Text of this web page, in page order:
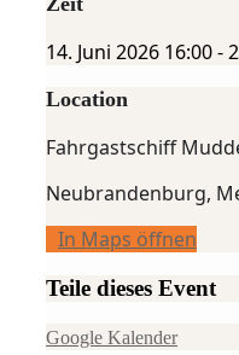
14. Juni 2026 16:00-
Location
Fahrgastschiff
Neubrandenburg,
In Maps öffnen
Teile dieses Event
Google Kalender